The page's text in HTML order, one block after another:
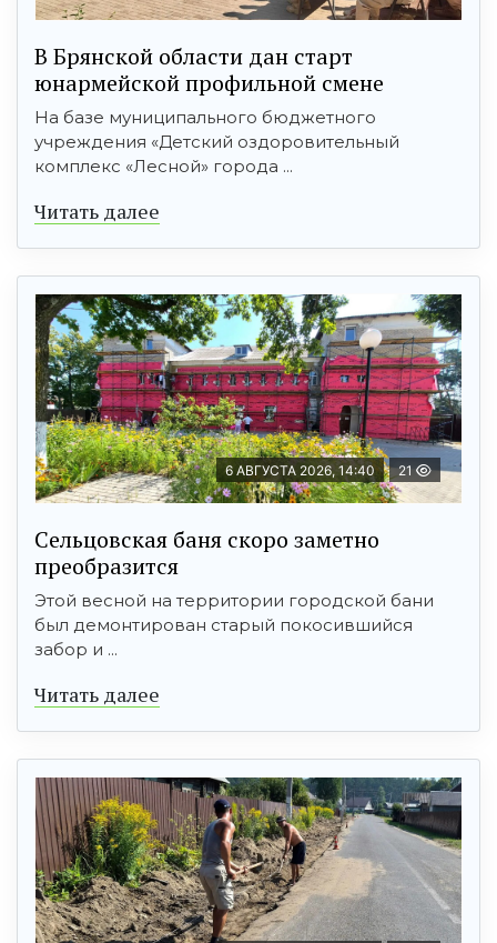
В Брянской области дан старт
юнармейской профильной смене
На базе муниципального бюджетного
учреждения «Детский оздоровительный
комплекс «Лесной» города ...
Читать далее
6 АВГУСТА 2026, 14:40 21
Сельцовская баня скоро заметно
преобразится
Этой весной на территории городской бани
был демонтирован старый покосившийся
забор и ...
Читать далее